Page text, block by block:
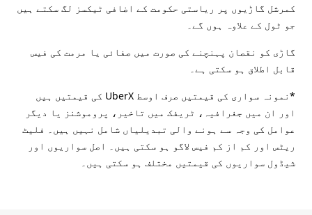
کمرشل گاڑیوں پر ریاستی حکومت کے اضافی ٹیکسز لگ سکتے ہیں
جو ٹول کے علاوہ ہوں گے۔
گاڑی کو نقصان پہنچنے کی صورت میں صفائی یا مرمت کی فیس
قابل اطلاق ہو سکتی ہے۔
*نمونہ سواری کی قیمتیں صرف اوسط UberX کی قیمتیں ہیں
اور ان میں جغرافیہ، ٹریفک میں تاخیر، پروموشنز یا دیگر
عوامل کی وجہ سے ہونے والی تبدیلیاں شامل نہیں ہیں۔ فلیٹ
ریٹس اور کم از کم فیس لاگو ہو سکتی ہیں۔ اصل سواریوں اور
شیڈول سواریوں کی قیمتیں مختلف ہو سکتی ہیں۔